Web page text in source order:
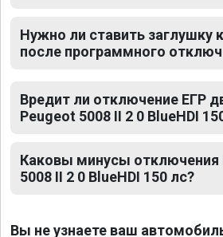
Нужно ли ставить заглушку
после программного
Вредит ли отключение ЕГР
Peugeot 5008 II 2 0 BlueHDI
Каковы минусы отключения
5008 II 2 0 BlueHDI 150 лс?
Вы не узнаете ваш